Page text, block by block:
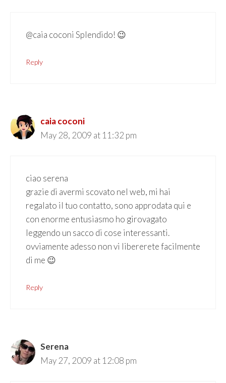
@caia coconi Splendido! 😉
Reply
caia coconi
May 28, 2009 at 11:32 pm
ciao serena
grazie di avermi scovato nel web, mi hai
regalato il tuo contatto, sono approdata qui e
con enorme entusiasmo ho girovagato
leggendo un sacco di cose interessanti.
ovviamente adesso non vi libererete facilmente
di me 😉
Reply
Serena
May 27, 2009 at 12:08 pm